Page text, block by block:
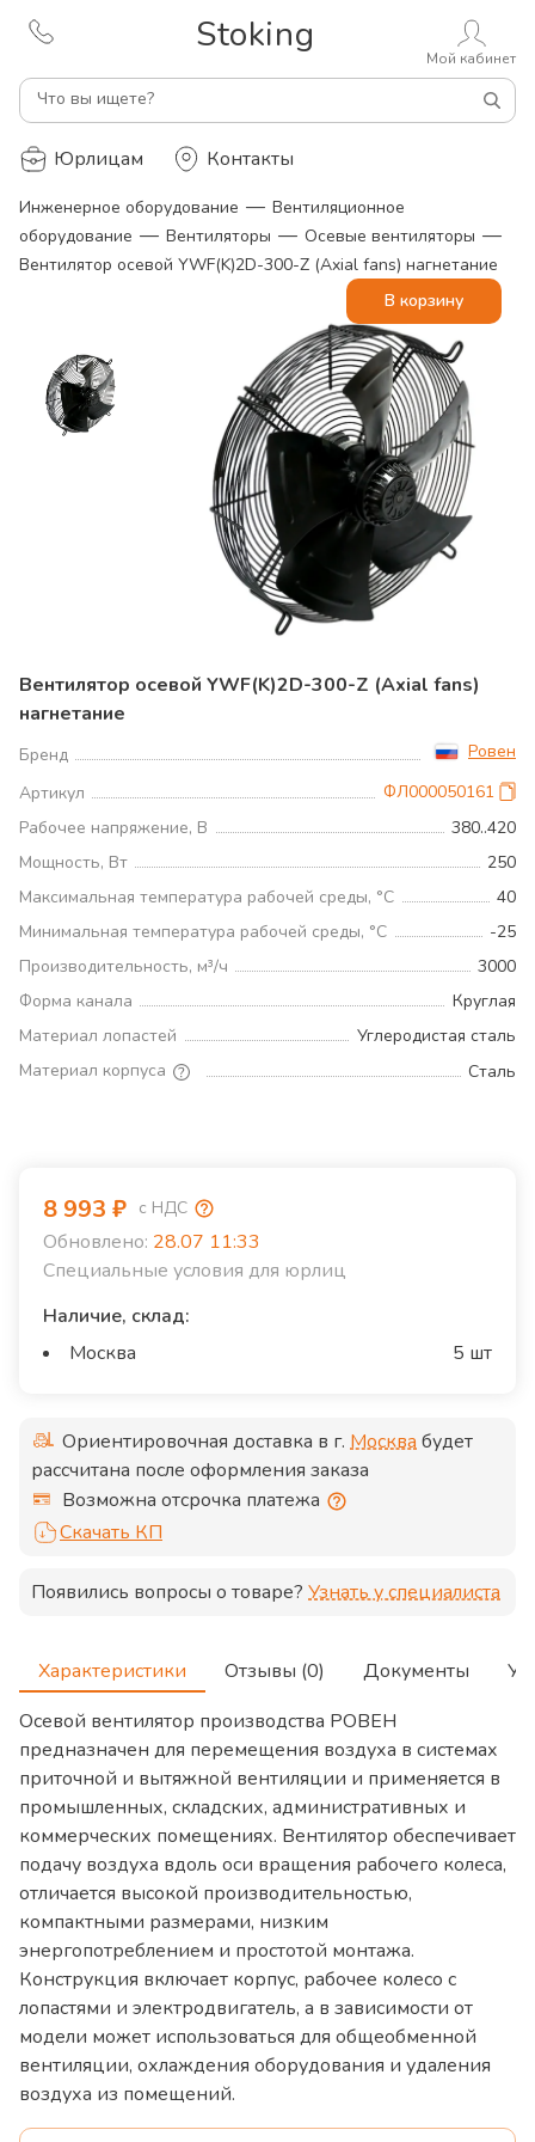
Stoking
Что вы ищете?
Мой кабинет
Юрлицам Контакты
Инженерное оборудование — Вентиляционное
оборудование — Вентиляторы — Осевые вентиляторы —
Вентилятор осевой YWF(K)2D-300-Z (Axial fans) нагнетание
Вентилятор осевой YWF(K)2D-300-Z (Axial fans)
нагнетание
Бренд
Ровен
Артикул
ФЛ000050161
Рабочее напряжение, В
380..420
Мощность, Вт
250
Максимальная температура рабочей среды, °С
40
Минимальная температура рабочей среды, °С
-25
Производительность, м³/ч
3000
Форма канала
Круглая
Материал лопастей
Углеродистая сталь
Материал корпуса
Сталь
8 993 ₽ с НДС
Обновлено: 28.07 11:33
Специальные условия для юрлиц
Наличие, склад:
Москва
5 шт
В корзину
Ориентировочная доставка в г. Москвабудет
рассчитана после оформления заказа
Возможна отсрочка платежа
Скачать КП
Появились вопросы о товаре? Узнать у специалиста
Характеристики Отзывы (0) Документы
Осевой вентилятор производства РОВЕН
предназначен для перемещения воздуха в системах
приточной и вытяжной вентиляции и применяется в
промышленных, складских, административных и
коммерческих помещениях. Вентилятор обеспечивает
подачу воздуха вдоль оси вращения рабочего колеса,
отличается высокой производительностью,
компактными размерами, низким
энергопотреблением и простотой монтажа.
Конструкция включает корпус, рабочее колесо с
лопастями и электродвигатель, а в зависимости от
модели может использоваться для общеобменной
вентиляции, охлаждения оборудования и удаления
воздуха из помещений.